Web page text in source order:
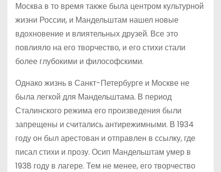
Москва в то время также была центром культурной
жизни России, и Мандельштам нашел новые
вдохновение и влиятельных друзей. Все это
повлияло на его творчество, и его стихи стали
более глубокими и философскими.
Однако жизнь в Санкт-Петербурге и Москве не
была легкой для Мандельштама. В период
Сталинского режима его произведения были
запрещены и считались антирежимными. В 1934
году он был арестован и отправлен в ссылку, где
писал стихи и прозу. Осип Мандельштам умер в
1938 году в лагере. Тем не менее, его творчество